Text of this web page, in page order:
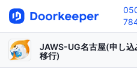
JAWS-UG名古屋(申し
移行)